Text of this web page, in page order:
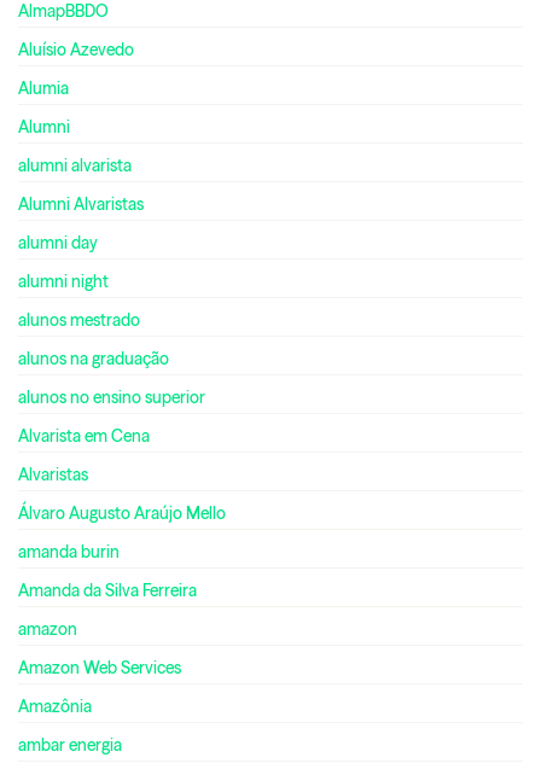
AlmapBBDO
Aluísio Azevedo
Alumia
Alumni
alumni alvarista
Alumni Alvaristas
alumni day
alumni night
alunos mestrado
alunos na graduação
alunos no ensino superior
Alvarista em Cena
Alvaristas
Álvaro Augusto Araújo Mello
amanda burin
Amanda da Silva Ferreira
amazon
Amazon Web Services
Amazônia
ambar energia